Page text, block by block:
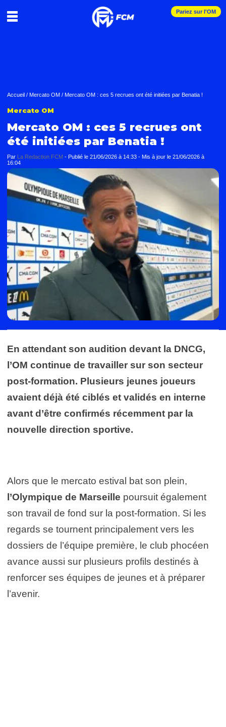
Pariez sur l'OM
Accueil / Mercato OM / Mercato OM : ces 5 recrues ont été initiées par Benatia !
Mercato OM
Mercato OM : ces 5 recrues ont
été initiées par Benatia !
Par La Redaction FCM - Publié le 21/06/2026 à 14:33 - Mis à jour le 21/06/2026 à
16:04
En attendant son audition devant la DNCG,
l’OM continue de travailler sur son secteur
post-formation. Plusieurs jeunes joueurs
avaient déjà été ciblés et validés en interne
avant d’être confirmés récemment par la
nouvelle direction sportive.
Alors que le mercato estival bat son plein,
l’Olympique de Marseille poursuit également
son travail de fond sur la post-formation. Si les
regards se tournent principalement vers les
dossiers de l’équipe première, le club phocéen
avance aussi sur plusieurs profils destinés à
renforcer ses équipes de jeunes et à préparer
l’avenir.